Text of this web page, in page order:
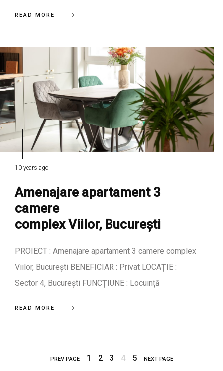
READ MORE
10 years ago
Amenajare apartament 3
camere
complex Viilor, București
PROIECT : Amenajare apartament 3 camere complex
Viilor, București BENEFICIAR : Privat LOCAȚIE :
Sector 4, București FUNCȚIUNE : Locuință
READ MORE
PREV PAGE 1 2 3 4 5 NEXT PAGE